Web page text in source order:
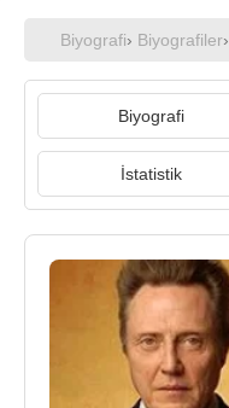
Biyografi› Biyografiler›
Biyografi
İstatistik